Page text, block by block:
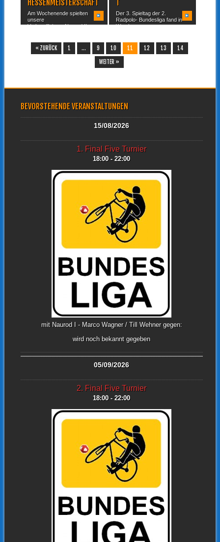
HESSENMEISTERSCHAFT
Am Wochenende spielten
unsere
Verbandligisten Naurod II –
T
Der 3. Spieltag der 2.
Radpolo- Bundesliga fand in
Wetzlar statt,...
« ZURÜCK 1 … 9 10 11 12 13
14
WEITER »
BEVORSTEHENDE VERANSTALTUNGEN
15/08/2026
1. Final Five Turnier
18:00 - 22:00
mit Naurod I - Marco Wagner / Till Wehner gegen:
wird noch bekannt gegeben
05/09/2026
2. Final Five Turnier
18:00 - 22:00